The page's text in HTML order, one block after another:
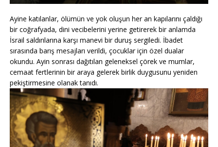
Ayine katılanlar, ölümün ve yok oluşun her an kapılarını çaldığı
bir coğrafyada, dini vecibelerini yerine getirerek bir anlamda
İsrail saldırılarına karşı manevi bir duruş sergiledi. İbadet
sırasında barış mesajları verildi, çocuklar için özel dualar
okundu. Ayin sonrası dağıtılan geleneksel çörek ve mumlar,
cemaat fertlerinin bir araya gelerek birlik duygusunu yeniden
pekiştirmesine olanak tanıdı.